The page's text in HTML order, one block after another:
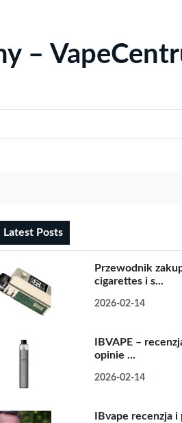
–
Latest Posts
Przewodnik
cigarettes i s...
2026-02-14
IBVAPE –
opinie ...
2026-02-14
IBvape recenzja